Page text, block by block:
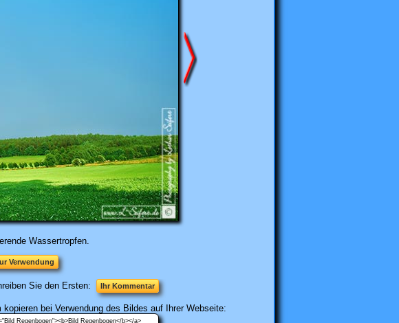
Wassertropfen.
Verwendung
Sie den Ersten: Ihr Kommentar
bei Verwendung des Bildes auf Ihrer Webseite: